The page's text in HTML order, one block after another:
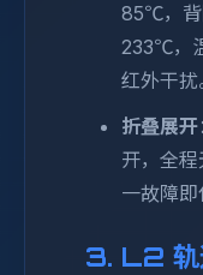
85℃，背
233℃，
红外干扰
折叠展开
开，全
一故障即
3. L2 轨